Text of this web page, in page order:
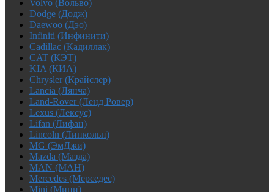
Volvo (Вольво)
Dodge (Додж)
Daewoo (Дэо)
Infiniti (Инфинити)
Cadillac (Кадиллак)
CAT (КЭТ)
KIA (КИА)
Chrysler (Крайслер)
Lancia (Лянча)
Land-Rover (Ленд Ровер)
Lexus (Лексус)
Lifan (Лифан)
Lincoln (Линкольн)
MG (ЭмДжи)
Mazda (Мазда)
MAN (МАН)
Mercedes (Мерседес)
Mini (Мини)